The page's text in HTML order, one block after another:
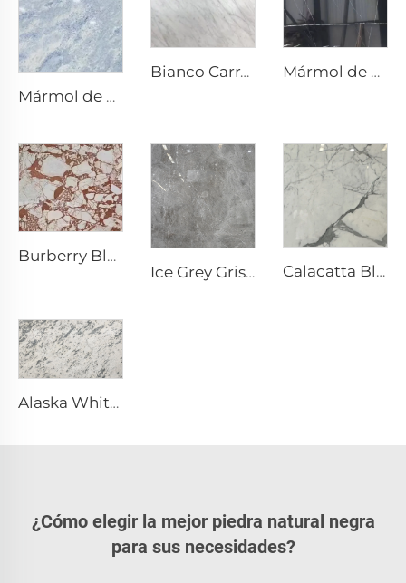
Mármol de piedra natural Gris Blanco Cristal Azul con textura gris azulada y manchas brillantes
Bianco Carrara Blanco Piedra Natural Mármol con Venas Grises Claras Mármol de piedra natural Nero Marquina Negro con textura de veta blanca tipo craquelado
Burberry Blanco Piedra Natural Mármol con Patrón Irregular Rojo-Café
Ice Grey Gris Piedra Natural Mármol con Venas de Grietas Blancas Irregulares
Calacatta Blanco Piedra Natural Mármol con Vena y Patrón Gris
Alaska White Blanco Piedra Natural Mármol con Textura Moteada y Fragmentada Gris
¿Cómo elegir la mejor piedra natural negra
para sus necesidades?